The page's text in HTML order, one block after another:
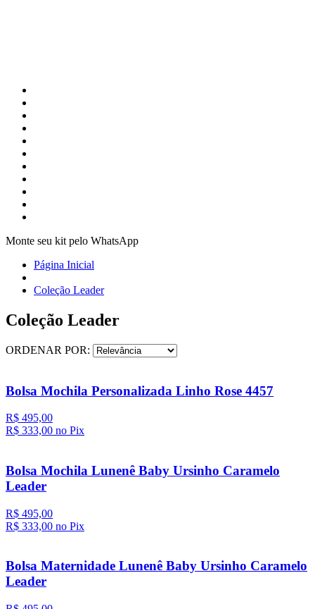
Monte seu kit pelo WhatsApp
Página Inicial
Coleção Leader
Coleção Leader
ORDENAR POR:
Bolsa Mochila Personalizada Linho Rose 4457
R$ 495,00
R$ 333,00 no Pix
Bolsa Mochila Lunenê Baby Ursinho Caramelo
Leader
R$ 495,00
R$ 333,00 no Pix
Bolsa Maternidade Lunenê Baby Ursinho Caramelo
Leader